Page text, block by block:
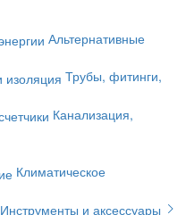
Альтернативные
Трубы, фитинги,
Канализация,
Климатическое
Инструменты и аксессуары